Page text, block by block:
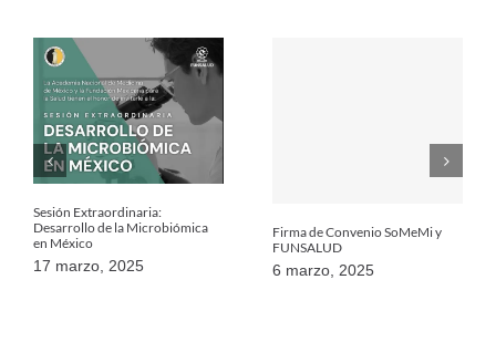
Sesión Extraordinaria:
Desarrollo de la Microbiómica
en México
17 marzo, 2025
Firma de Convenio SoMeMi y
FUNSALUD
6 marzo, 2025